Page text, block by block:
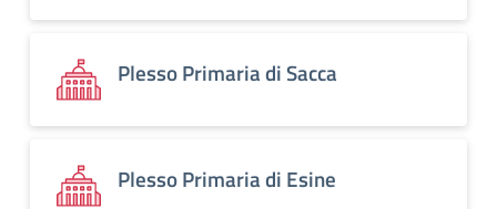
Plesso Primaria di Sacca
Plesso Primaria di Esine